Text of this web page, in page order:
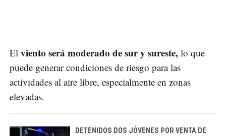
El viento será moderado de sur y sureste, lo que
puede generar condiciones de riesgo para las
actividades al aire libre, especialmente en zonas
elevadas.
DETENIDOS DOS JÓVENES POR VENTA DE